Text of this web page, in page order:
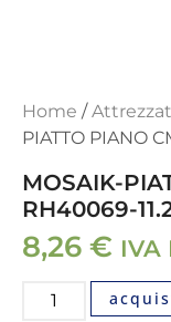
Home /
PIATTO PIANO
MOSAIK-
RH40069-
8,26 € IVA